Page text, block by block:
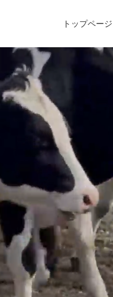
トップページ